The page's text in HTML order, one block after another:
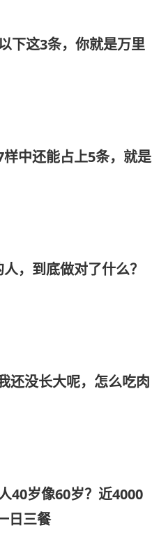
下这3条，你就是万里
中还能占上5条，就是
，到底做对了什么？
还没长大呢，怎么吃肉
40岁像60岁？近4000
日三餐